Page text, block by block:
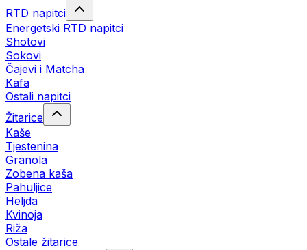
RTD napitci
Energetski RTD napitci
Shotovi
Sokovi
Čajevi i Matcha
Kafa
Ostali napitci
Žitarice
Kaše
Tjestenina
Granola
Zobena kaša
Pahuljice
Heljda
Kvinoja
Riža
Ostale žitarice